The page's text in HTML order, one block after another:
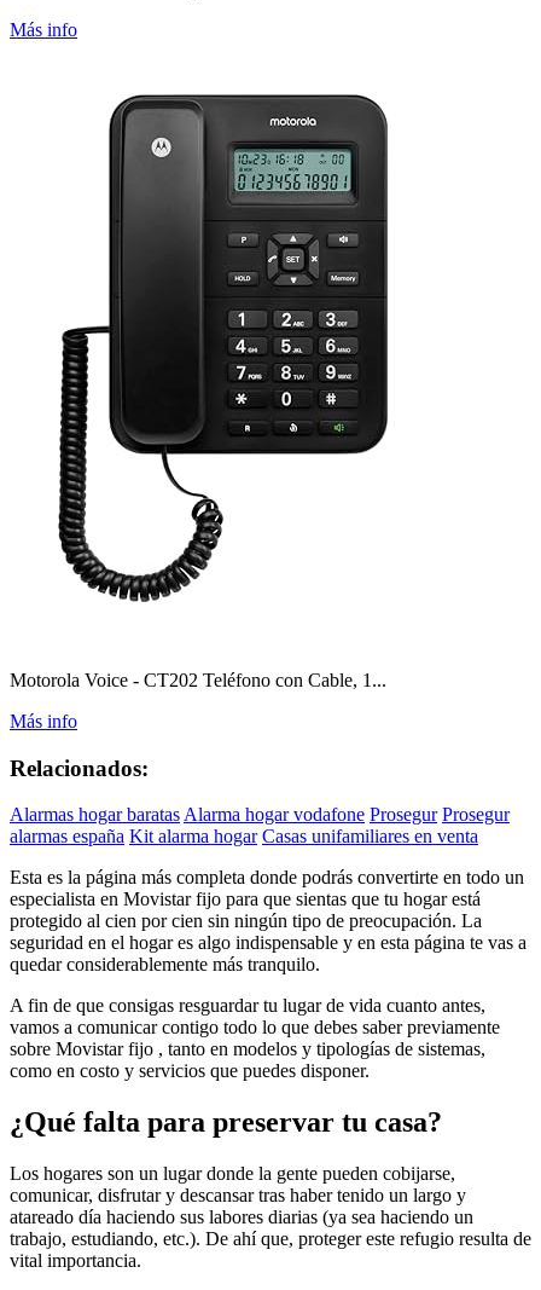
Más info
Motorola Voice - CT202 Teléfono con Cable, 1...
Más info
Relacionados:
Alarmas hogar baratas Alarma hogar vodafone Prosegur Prosegur
alarmas españa Kit alarma hogar Casas unifamiliares en venta
Esta es la página más completa donde podrás convertirte en todo un
especialista en Movistar fijo para que sientas que tu hogar está
protegido al cien por cien sin ningún tipo de preocupación. La
seguridad en el hogar es algo indispensable y en esta página te vas a
quedar considerablemente más tranquilo.
A fin de que consigas resguardar tu lugar de vida cuanto antes,
vamos a comunicar contigo todo lo que debes saber previamente
sobre Movistar fijo , tanto en modelos y tipologías de sistemas,
como en costo y servicios que puedes disponer.
¿Qué falta para preservar tu casa?
Los hogares son un lugar donde la gente pueden cobijarse,
comunicar, disfrutar y descansar tras haber tenido un largo y
atareado día haciendo sus labores diarias (ya sea haciendo un
trabajo, estudiando, etc.). De ahí que, proteger este refugio resulta de
vital importancia.